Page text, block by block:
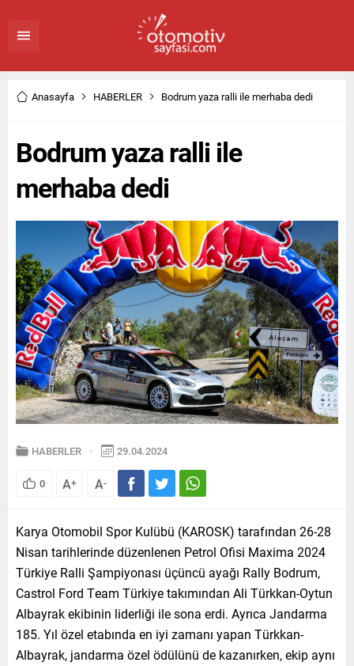
Anasayfa HABERLER Bodrum yaza ralli ile merhaba dedi
Bodrum yaza ralli ile
merhaba dedi
HABERLER 29.04.2024
0 A+ A-
Karya Otomobil Spor Kulübü (KAROSK) tarafından 26-28
Nisan tarihlerinde düzenlenen Petrol Ofisi Maxima 2024
Türkiye Ralli Şampiyonası üçüncü ayağı Rally Bodrum,
Castrol Ford Team Türkiye takımından Ali Türkkan-Oytun
Albayrak ekibinin liderliği ile sona erdi. Ayrıca Jandarma
185. Yıl özel etabında en iyi zamanı yapan Türkkan-
Albayrak, jandarma özel ödülünü de kazanırken, ekip aynı